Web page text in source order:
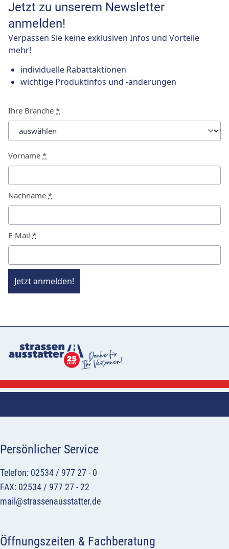
Jetzt zu unserem Newsletter
anmelden!
Verpassen Sie keine exklusiven Infos und Vorteile
mehr!
individuelle Rabattaktionen
wichtige Produktinfos und -änderungen
Ihre Branche *
Vorname *
Nachname *
E-Mail *
Jetzt anmelden!
Persönlicher Service
Telefon: 02534 / 977 27 - 0
FAX: 02534 / 977 27 - 22
mail@strassenausstatter.de
Öffnungszeiten & Fachberatung